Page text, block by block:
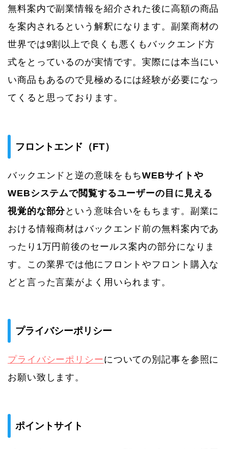
無料案内で副業情報を紹介された後に高額の商品
を案内されるという解釈になります。副業商材の
世界では9割以上で良くも悪くもバックエンド方
式をとっているのが実情です。実際には本当にい
い商品もあるので見極めるには経験が必要になっ
てくると思っております。
フロントエンド（FT）
バックエンドと逆の意味をもちWEBサイトや
WEBシステムで閲覧するユーザーの目に見える
視覚的な部分という意味合いをもちます。副業に
おける情報商材はバックエンド前の無料案内であ
ったり1万円前後のセールス案内の部分になりま
す。この業界では他にフロントやフロント購入な
どと言った言葉がよく用いられます。
プライバシーポリシー
プライバシーポリシーについての別記事を参照に
お願い致します。
ポイントサイト